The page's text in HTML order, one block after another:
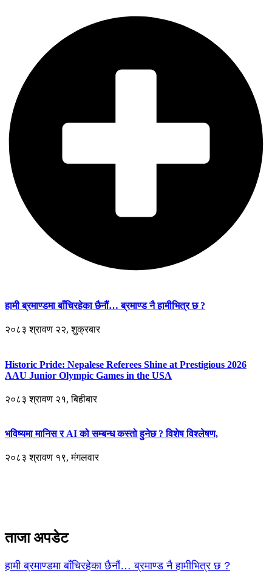
हामी ब्रमाण्डमा बाँचिरहेका छैनौं… ब्रमाण्ड नै हामीभित्र छ ?
२०८३ श्रावण २२, शुक्रबार
Historic Pride: Nepalese Referees Shine at Prestigious 2026
AAU Junior Olympic Games in the USA
२०८३ श्रावण २१, बिहीबार
भविष्यमा मानिस र AI को सम्बन्ध कस्तो हुनेछ ? विशेष विश्लेषण,
२०८३ श्रावण १९, मंगलवार
ताजा अपडेट
हामी ब्रमाण्डमा बाँचिरहेका छैनौं… ब्रमाण्ड नै हामीभित्र छ ?